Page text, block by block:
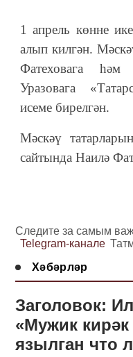
1 апрель көнне
алып килгән.
Фатеховага
Уразовага
исеме бирелгән.
Мәскәү
сайтында Наилә
Следите за самым
Telegram-канале
Хәбәрләр
Заголовок:
«Мужик
язылган что